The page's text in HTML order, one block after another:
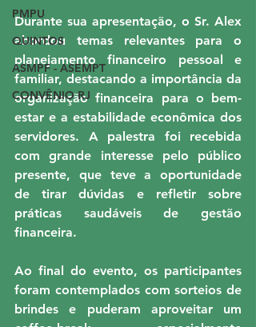
PMPU
QUINTOS
ASMPF - ASEMPT
CONVÊNIO RJ
Durante sua apresentação, o Sr. Alex
abordou temas relevantes para o
planejamento financeiro pessoal e
familiar, destacando a importância da
organização financeira para o bem-
estar e a estabilidade econômica dos
servidores. A palestra foi recebida
com grande interesse pelo público
presente, que teve a oportunidade
de tirar dúvidas e refletir sobre
práticas saudáveis de gestão
financeira.
Ao final do evento, os participantes
foram contemplados com sorteios de
brindes e puderam aproveitar um